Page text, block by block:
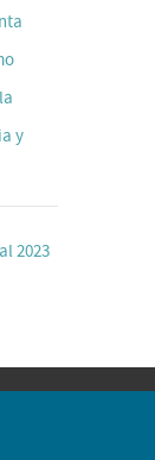
y
2023